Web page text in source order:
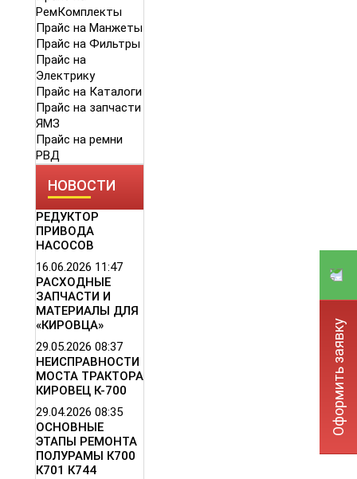
РемКомплекты
Прайс на Манжеты
Прайс на Фильтры
Прайс на
Электрику
Прайс на Каталоги
Прайс на запчасти
ЯМЗ
Прайс на ремни
РВД
НОВОСТИ
РЕДУКТОР
ПРИВОДА
НАСОСОВ
16.06.2026 11:47
РАСХОДНЫЕ
ЗАПЧАСТИ И
МАТЕРИАЛЫ ДЛЯ
«КИРОВЦА»
29.05.2026 08:37
НЕИСПРАВНОСТИ
МОСТА ТРАКТОРА
КИРОВЕЦ К-700
29.04.2026 08:35
ОСНОВНЫЕ
ЭТАПЫ РЕМОНТА
ПОЛУРАМЫ К700
К701 К744
Оформить заявку